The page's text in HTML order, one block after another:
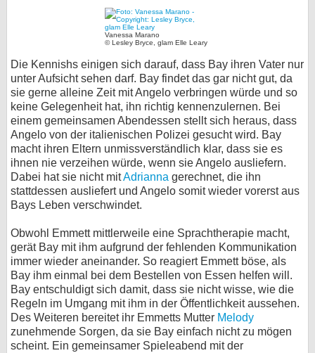
Vanessa Marano
© Lesley Bryce, glam Elle Leary
Die Kennishs einigen sich darauf, dass Bay ihren Vater nur
unter Aufsicht sehen darf. Bay findet das gar nicht gut, da
sie gerne alleine Zeit mit Angelo verbringen würde und so
keine Gelegenheit hat, ihn richtig kennenzulernen. Bei
einem gemeinsamen Abendessen stellt sich heraus, dass
Angelo von der italienischen Polizei gesucht wird. Bay
macht ihren Eltern unmissverständlich klar, dass sie es
ihnen nie verzeihen würde, wenn sie Angelo ausliefern.
Dabei hat sie nicht mitAdrianna gerechnet, die ihn
stattdessen ausliefert und Angelo somit wieder vorerst aus
Bays Leben verschwindet.
Obwohl Emmett mittlerweile eine Sprachtherapie macht,
gerät Bay mit ihm aufgrund der fehlenden Kommunikation
immer wieder aneinander. So reagiert Emmett böse, als
Bay ihm einmal bei dem Bestellen von Essen helfen will.
Bay entschuldigt sich damit, dass sie nicht wisse, wie die
Regeln im Umgang mit ihm in der Öffentlichkeit aussehen.
Des Weiteren bereitet ihr Emmetts Mutter Melody
zunehmende Sorgen, da sie Bay einfach nicht zu mögen
scheint. Ein gemeinsamer Spieleabend mit der